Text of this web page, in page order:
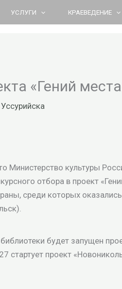
УСЛУГИ КРАЕВЕДЕНИЕ
«Гений
Министерство культуры
отбора в проект
среди которых
будет запущен
стартует проект